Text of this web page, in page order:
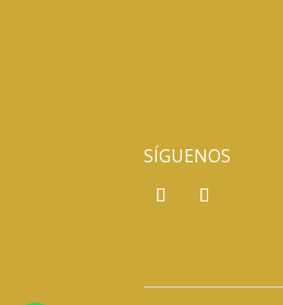
SÍGUENOS